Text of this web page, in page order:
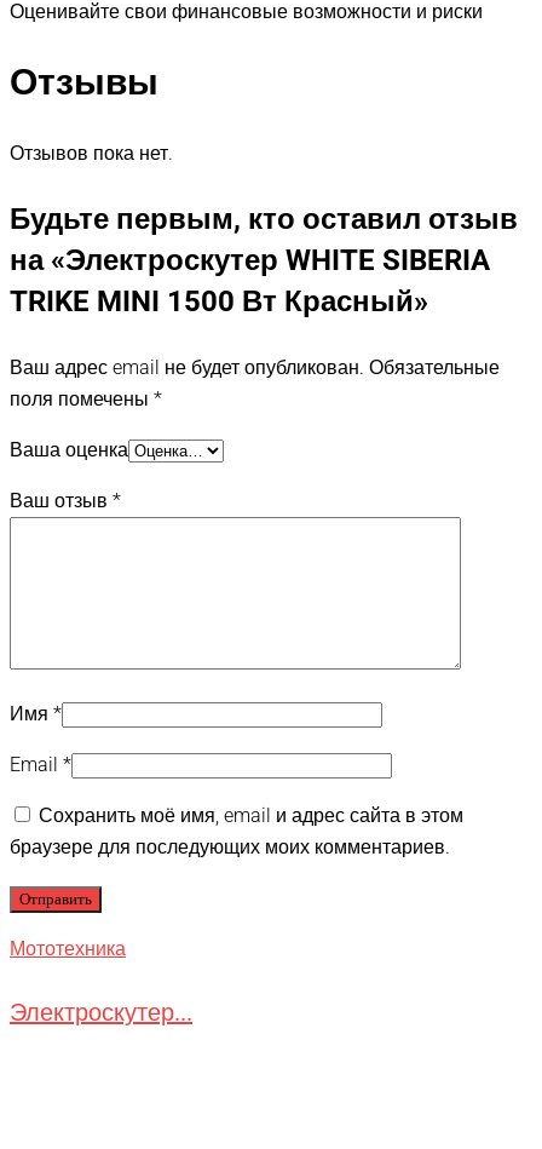
Оценивайте свои финансовые возможности и риски
Отзывы
Отзывов пока нет.
Будьте первым, кто оставил отзыв
на «Электроскутер WHITE SIBERIA
TRIKE MINI 1500 Вт Красный»
Ваш адрес email не будет опубликован. Обязательные
поля помечены *
Ваша оценка
Ваш отзыв *
Имя *
Email *
Сохранить моё имя, email и адрес сайта в этом
браузере для последующих моих комментариев.
Мототехника
Электроскутер...